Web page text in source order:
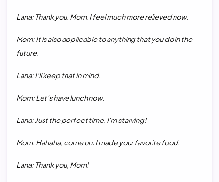
Lana: Thank you, Mom. I feel much more relieved now.
Mom: It is also applicable to anything that you do in the
future.
Lana: I’ll keep that in mind.
Mom: Let’s have lunch now.
Lana: Just the perfect time. I’m starving!
Mom: Hahaha, come on. I made your favorite food.
Lana: Thank you, Mom!